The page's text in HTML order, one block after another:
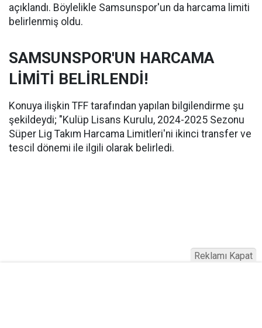
açıklandı. Böylelikle Samsunspor'un da harcama limiti
belirlenmiş oldu.
SAMSUNSPOR'UN HARCAMA
LİMİTİ BELİRLENDİ!
Konuya ilişkin TFF tarafından yapılan bilgilendirme şu
şekildeydi; "Kulüp Lisans Kurulu, 2024-2025 Sezonu
Süper Lig Takım Harcama Limitleri'ni ikinci transfer ve
tescil dönemi ile ilgili olarak belirledi.
Reklamı Kapat